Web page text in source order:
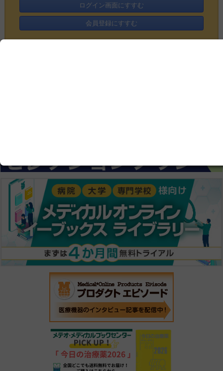
ログイン画面にすすむ
会員登録にすすむ